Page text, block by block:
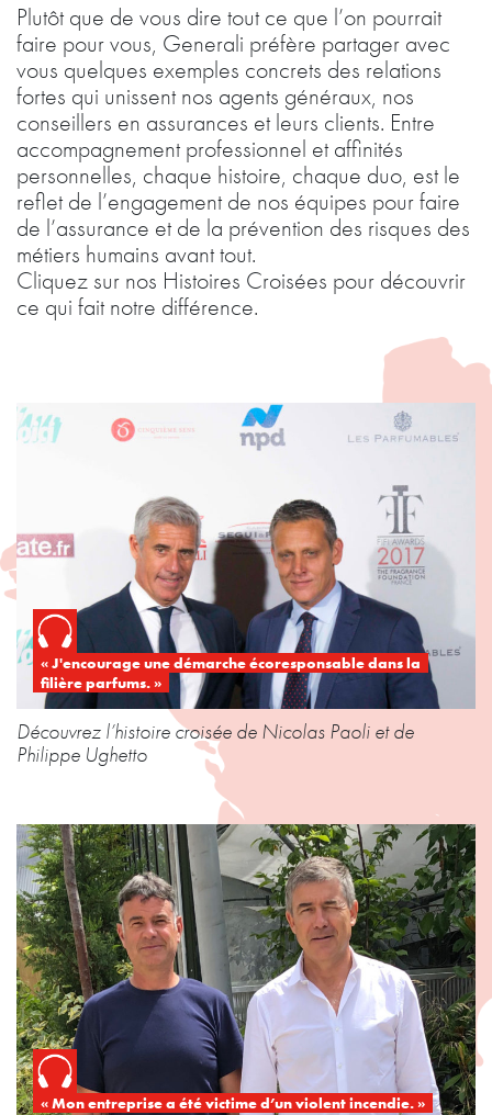
Plutôt que de vous dire tout ce que l’on pourrait
faire pour vous, Generali préfère partager avec
vous quelques exemples concrets des relations
fortes qui unissent nos agents généraux, nos
conseillers en assurances et leurs clients. Entre
accompagnement professionnel et affinités
personnelles, chaque histoire, chaque duo, est le
reflet de l’engagement de nos équipes pour faire
de l’assurance et de la prévention des risques des
métiers humains avant tout.
Cliquez sur nos Histoires Croisées pour découvrir
ce qui fait notre différence.
« J'encourage une démarche écoresponsable dans la
filière parfums. »
Découvrez l’histoire croisée de Nicolas Paoli et de
Philippe Ughetto
« Mon entreprise a été victime d’un violent incendie. »